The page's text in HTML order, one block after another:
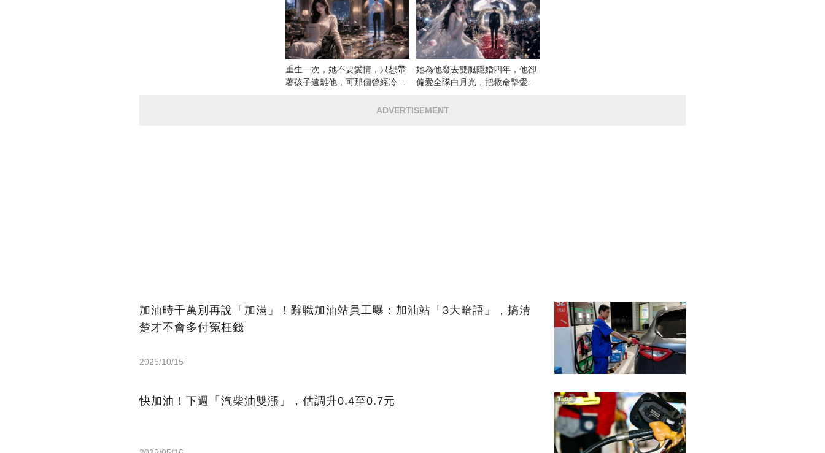
重生一次，她不要愛情，只想帶
著孩子遠離他，可那個曾經冷漠
她為他廢去雙腿隱婚四年，他卻
偏愛全隊白月光，把救命摯愛當
ADVERTISEMENT
加油時千萬別再說「加滿」！辭職加油站員工曝：加油站「3大暗語」，搞清
楚才不會多付冤枉錢
2025/10/15
快加油！下週「汽柴油雙漲」，估調升0.4至0.7元